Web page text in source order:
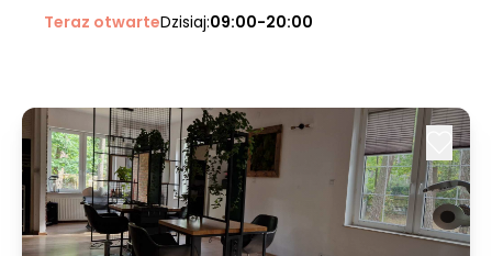
Teraz otwarteDzisiaj:09:00-20:00